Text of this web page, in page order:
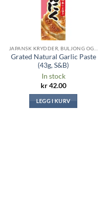
Grated Natural Garlic Paste
(43g, S&B)
In stock
kr42.00
LEGG I KURV